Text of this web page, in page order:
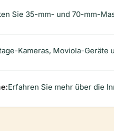
Sie 35-mm- und 70-mm-
Kameras, Moviola-Geräte
Erfahren Sie mehr über die